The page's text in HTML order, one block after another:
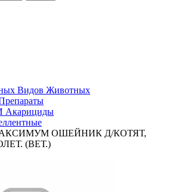
Видов Животных
Акарициды
ОШЕЙНИК Д/КОТЯТ,
(ВЕТ.)